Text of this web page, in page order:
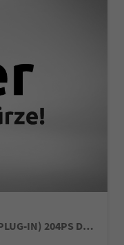
R-Line Limited 1.5 TSI eHYBRID (PLUG-IN) 204PS DSG, Metallic, 20" Alu LEEDS, IQ LIGHT MATRIX-LED, HEAD-UP, ERGOACTIV-Sitz+Massage, Winterpaket, Elektr. Heckklappe, ParkAssist, Parksensoren v/h, 360°Kamera, Radio 15"/App-Connect, Alarm, Keyless, 3Z-Climatronic, ACC